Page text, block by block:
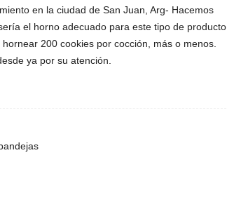
en la ciudad de San Juan, Arg- Hacemos
el horno adecuado para este tipo de producto.
200 cookies por cocción, más o menos.
ya por su atención.